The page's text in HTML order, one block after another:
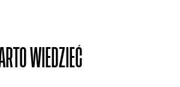
WIEDZIEĆ